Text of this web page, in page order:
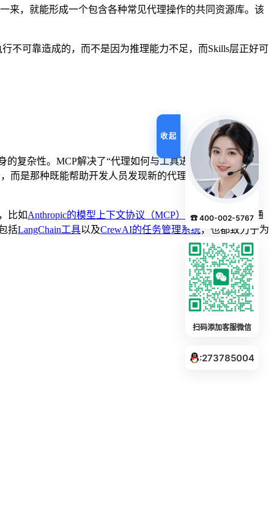
来，就能形成一个包含各种常见代理操作的共同资源库。该
不可靠造成的，而不是因为推理能力不足，而Skills层正好可
复杂性。MCP解决了“代理如何与工具进行交互”这一
而是那种既能帮助开发人员发现新的代理功能，又能
比如Anthropic的模型上下文协议（MCP）
——该协议强调通
括LangChain工具以及CrewAI的任务管理系统，也都致力于为
收起
☎ 400-002-5767
扫码添加客服微信
:273785004